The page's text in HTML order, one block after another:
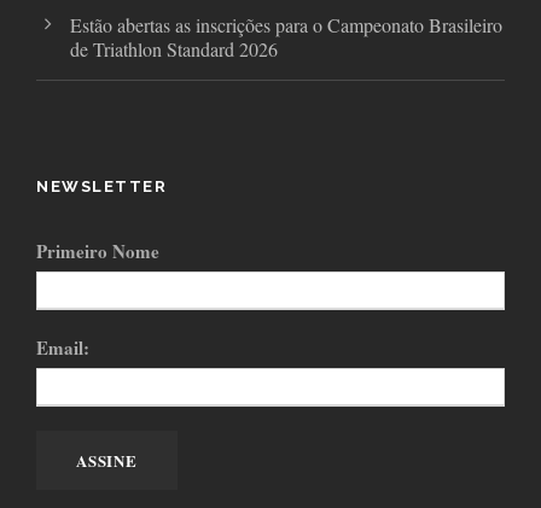
Estão abertas as inscrições para o Campeonato Brasileiro
de Triathlon Standard 2026
NEWSLETTER
Primeiro Nome
Email: